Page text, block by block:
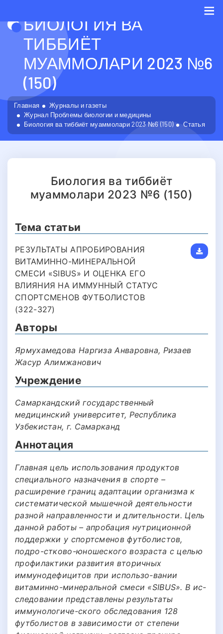
БИОЛОГИЯ ВА
ТИББИЁТ
МУАММОЛАРИ 2023 №6
(150)
Главная
Журналы и газеты
Журнал Проблемы биологии и медицины
Биология ва тиббиёт муаммолари 2023 №6 (150)
Статья
Биология ва тиббиёт
муаммолари 2023 №6 (150)
Тема статьи
РЕЗУЛЬТАТЫ АПРОБИРОВАНИЯ
ВИТАМИННО-МИНЕРАЛЬНОЙ
СМЕСИ «SIBUS» И ОЦЕНКА ЕГО
ВЛИЯНИЯ НА ИММУННЫЙ СТАТУС
СПОРТСМЕНОВ ФУТБОЛИСТОВ
(322-327)
Авторы
Ярмухамедова Наргиза Анваровна, Ризаев
Жасур Алимжанович
Учреждение
Самаркандский государственный
медицинский университет, Республика
Узбекистан, г. Самарканд
Аннотация
Главная цель использования продуктов
специального назначения в спорте –
расширение границ адаптации организма к
систематической мышечной деятельности
разной направленности и длительности. Цель
данной работы – апробация нутриционной
поддержки у спортсменов футболистов,
подро-стково-юношеского возраста с целью
профилактики развития вторичных
иммунодефицитов при использо-вании
витаминно-минеральной смеси «SIBUS». В ис-
следовании представлены результаты
иммунологиче-ского обследования 128
футболистов в зависимости от степени